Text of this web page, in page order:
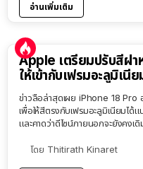
อ่านเพิ่มเติม
Apple เตรียมปรับสีฝา
ให้เข้ากับเฟรมอะลูมิเนีย
ข่าวลือล่าสุดเผย iPhone 18 Pro
เพื่อให้สีตรงกับเฟรมอะลูมิเนียมได้
และคาดว่าดีไซน์ภายนอกจะยังคงเ
โดย Thitirath Kinaret